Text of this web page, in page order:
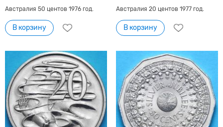
Австралия 50 центов 1976 год.
В корзину
Австралия 20 центов 1977 год.
В корзину